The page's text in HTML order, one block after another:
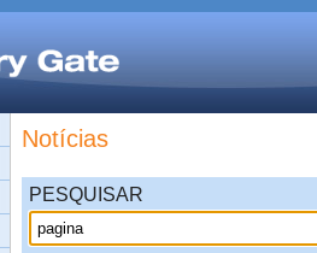
Notícias
PESQUISAR